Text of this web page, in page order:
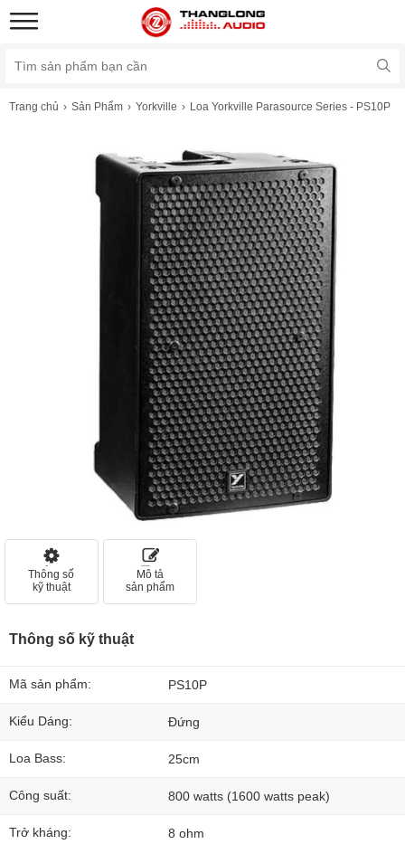
Trang chủ Sản Phẩm Yorkville Loa Yorkville Parasource Series - PS10P
Thông số
kỹ thuật
Mô tả
sản phẩm
Thông số kỹ thuật
Mã sản phẩm: PS10P
Kiểu Dáng: Đứng
Loa Bass: 25cm
Công suất: 800 watts (1600 watts peak)
Trở kháng: 8 ohm